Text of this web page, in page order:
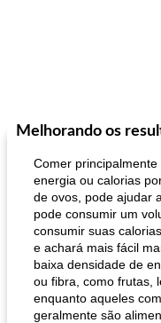
Melhorando os
Comer
energia ou calorias
de ovos, pode ajudar
pode consumir um
consumir suas
e achará mais fácil
baixa densidade de
ou fibra, como frutas,
enquanto aqueles
geralmente são